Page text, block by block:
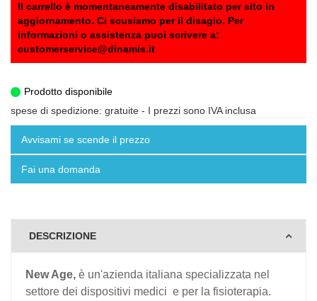
Il carrello è momentaneamente disabilitato per sito in
aggiornamento. Ci scusiamo per il disagio. Per
informazioni o assistenza puoi scrivere a:
customerservice@dinamis.it
Prodotto disponibile
spese di spedizione: gratuite - I prezzi sono IVA inclusa
Avvisami se scende il prezzo
Fai una domanda
DESCRIZIONE
New Age, è un'azienda italiana specializzata nel
settore dei dispositivi medici e per la fisioterapia.